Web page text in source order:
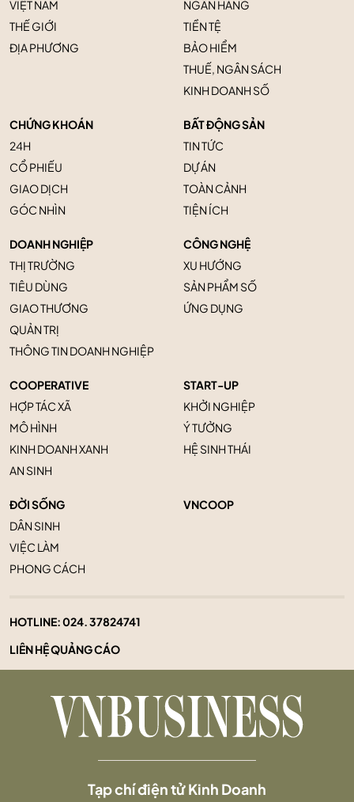
VIỆT NAM
THẾ GIỚI
ĐỊA PHƯƠNG
NGÂN HÀNG
TIỀN TỆ
BẢO HIỂM
THUẾ, NGÂN SÁCH
KINH DOANH SỐ
CHỨNG KHOÁN
24H
CỔ PHIẾU
GIAO DỊCH
GÓC NHÌN
BẤT ĐỘNG SẢN
TIN TỨC
DỰ ÁN
TOÀN CẢNH
TIỆN ÍCH
DOANH NGHIỆP
THỊ TRƯỜNG
TIÊU DÙNG
GIAO THƯƠNG
QUẢN TRỊ
THÔNG TIN DOANH NGHIỆP
CÔNG NGHỆ
XU HƯỚNG
SẢN PHẨM SỐ
ỨNG DỤNG
COOPERATIVE
HỢP TÁC XÃ
MÔ HÌNH
KINH DOANH XANH
AN SINH
START-UP
KHỞI NGHIỆP
Ý TƯỞNG
HỆ SINH THÁI
ĐỜI SỐNG
DÂN SINH
VIỆC LÀM
PHONG CÁCH
VNCOOP
HOTLINE:024. 37824741
LIÊN HỆ QUẢNG CÁO
Tạp chí điện tử Kinh Doanh